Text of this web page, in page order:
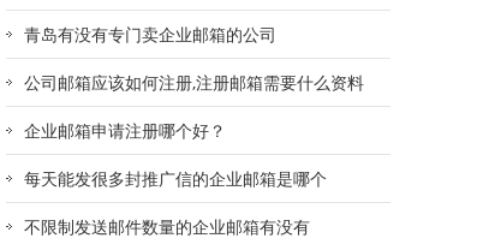
青岛有没有专门卖企业邮箱的公司
公司邮箱应该如何注册,注册邮箱需要什么资料
企业邮箱申请注册哪个好？
每天能发很多封推广信的企业邮箱是哪个
不限制发送邮件数量的企业邮箱有没有